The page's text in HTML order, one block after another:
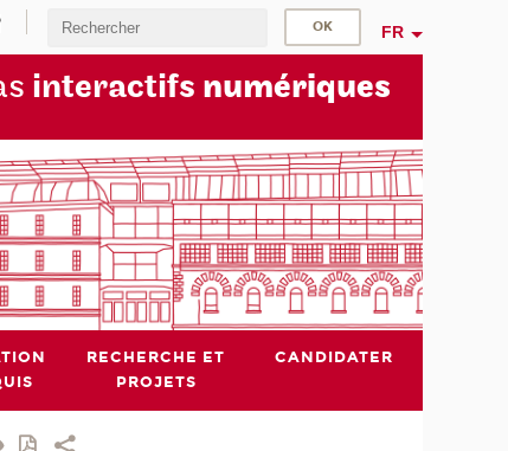
FR
interactifs numériques
RECHERCHE ET
PROJETS
CANDIDATER